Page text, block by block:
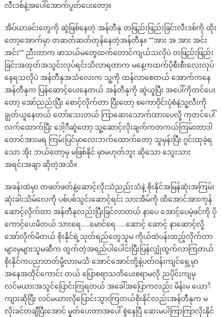
လီးဒစ်နဲ့အပေါ်အောက်ပွတ်ပေးတော့။
အိပ်ယာခင်းတွေကို ဆွဲဖြစ်နေတဲ့ အန်တီနု တဖြည်းဖြည်းခြင်းလီးဒစ်ကို ထိုး
တော့အောက်မှာ တဆတ်ဆတ်တုန်နေတဲ့အန်တီနု။ “”အား အ အား အင်း
အင်း”” ညီးတာက ဖာသယ်မတွေထက်တောင်ကျယ်သလိုပဲ တဖြည်းဖြည်း
ခြင်းအထုတ်အသွင်းလုပ်ရင်းသိလာရတာက မနေ့ကထက်ပိုစီးစီးလေးလုပ်
နေရသလိုပဲ အန်တီနုအသံလေးက သူ့ကို ထန်လာစေတယ် အောက်ကနေ
အန်တီနုက ပြန်ဆောင့်ပေးနေတယ် အန်တီနုကို ဆွဲယူပြီး အပေါ်ကိုတင်ပေး
တော့ အော်ညည်းပြီး စောင့်လိုက်တာ ပြီးတော့ စကောဝိုင်းပုံစံနဲ့သူ့လီးကို
ချွတ်ယူနေတယ် တော်သေးတယ် ကြာဆေးသောက်ထားပေလို့ ကုတင်ပေါ်
လက်ထောက်ပြီး ဒေါ့ဂီဆွဲတော့ သူ့ဆောင့်လိုးချက်ကတကယ်ကြမ်းတာဒါ
တောင်အားမရ ကြမ်းပြင်မှာလေးဘက်ထောက်တော့ သူမှန်းပြီး ဂွင်းထုခဲ့ရ
သော အိုး ဘယ်တော့မှ မဖြစ်နိုင် မှာမဟုတ်ဘူး ဆိုသော သွေးသား
အရင်းအချာ ဆိုတဲ့အသိ။
အခန်းထဲမှာ တဖတ်ဖတ်နဲ့ဆောင့်လိုးသံညည်းသံနဲ့ စိုးနိုင်အမြန်ဆုံးအကြမ်း
ဆုံးခါးသိမ်လေကို ပစ်ပစ်သွင်းဆောင့်ရင်း သားအိမ်ကို ထိအောင်အားကုန်
ဆောင့်လိုက်တာ အန်တီနုလည်းပြီးခြင်လာတယ် နာပေ အောင့်ပေမဲ့ဖင်ကို ပို
ကောင့်ပေးမိတယ် သားရေ……မောင်ရေ…….ဆောင့် ဆောင့် နာဆောင့်လို့
အော်လိုက်မိတယ် စိုးနိုင်ရဲ့သုတ်ရည်တွေသူမ ကိုယ်ထဲပန်းထည့်လိုက်တာ
များမှများသူမဆီက ထွက်တဲ့အရည်ပါပေါင်းပြီးပြန်လျှုံထွက်လာကြတယ်
စိုးနိုင်ကပညာတတ်မို့လားမသိ အောင်အောင်တို့နဲ့ပတ်ဝန်းကျင်ရှေ့မှာ
အနေအထိုင်ကောင်း တယ် ပြောစရာသတိပေးစရာမလို ညပိုင်းကျမှ
လင်မယားအသွင်ပြောင်းကြရတယ် အခေါ်အပြောကလည်း မိန်းမ ယောင်္
ကျားဆိုပြီး လင်မယားလိုပြောင်းသွားကြတယ်စိုးနိုင်လည်းအန်တီနုက မ
လိုးခင်တချီပြီးအောင် မှုတ်ပေးတာအပေါ် စွဲနေပြီ ဆေးမပါကြာကြာလိုးနိုင်